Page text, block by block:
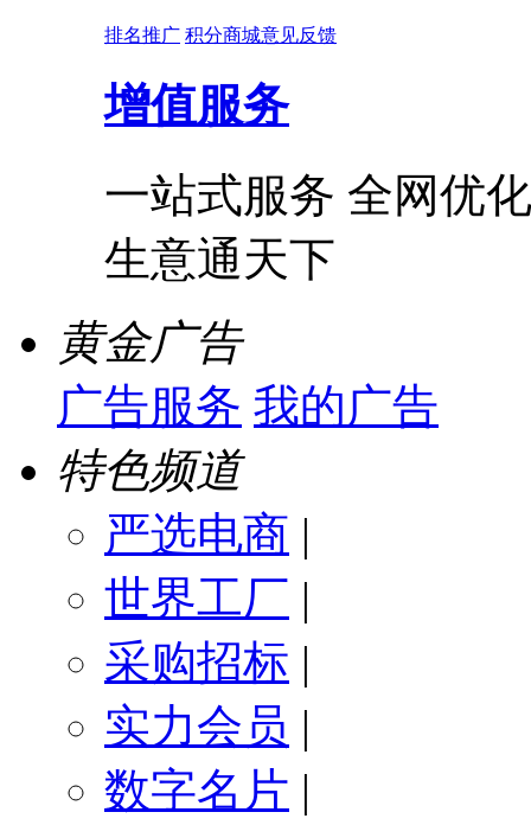
排名推广 积分商城意见反馈
增值服务
一站式服务 全网优
生意通天下
黄金广告
广告服务 我的广告
特色频道
严选电商 |
世界工厂 |
采购招标 |
实力会员 |
数字名片 |